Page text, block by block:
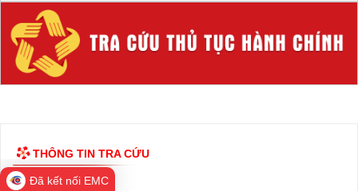
Đã kết nối EMC